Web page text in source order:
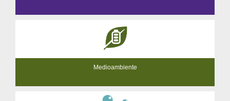
Medioambiente